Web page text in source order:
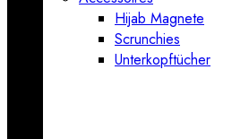
Hijab Magnete
Scrunchies
Unterkopftücher